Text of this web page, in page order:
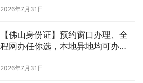
2026年7月31日
【佛山身份证】预约窗口办理、全
程网办任你选，本地异地均可办
2026年7月31日